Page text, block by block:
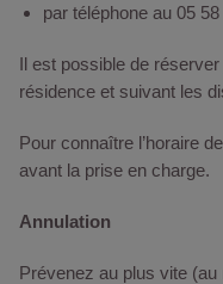
par téléphone au 05
Il est possible de
résidence et suivant les
Pour connaître l’horaire
avant la prise en charge.
Annulation
Prévenez au plus vite (au